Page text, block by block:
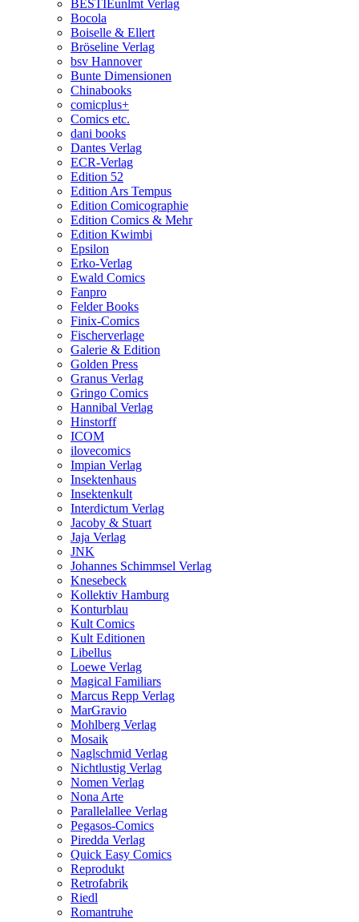
BESTIEunlmt Verlag
Bocola
Boiselle & Ellert
Bröseline Verlag
bsv Hannover
Bunte Dimensionen
Chinabooks
comicplus+
Comics etc.
dani books
Dantes Verlag
ECR-Verlag
Edition 52
Edition Ars Tempus
Edition Comicographie
Edition Comics & Mehr
Edition Kwimbi
Epsilon
Erko-Verlag
Ewald Comics
Fanpro
Felder Books
Finix-Comics
Fischerverlage
Galerie & Edition
Golden Press
Granus Verlag
Gringo Comics
Hannibal Verlag
Hinstorff
ICOM
ilovecomics
Impian Verlag
Insektenhaus
Insektenkult
Interdictum Verlag
Jacoby & Stuart
Jaja Verlag
JNK
Johannes Schimmsel Verlag
Knesebeck
Kollektiv Hamburg
Konturblau
Kult Comics
Kult Editionen
Libellus
Loewe Verlag
Magical Familiars
Marcus Repp Verlag
MarGravio
Mohlberg Verlag
Mosaik
Naglschmid Verlag
Nichtlustig Verlag
Nomen Verlag
Nona Arte
Parallelallee Verlag
Pegasos-Comics
Piredda Verlag
Quick Easy Comics
Reprodukt
Retrofabrik
Riedl
Romantruhe